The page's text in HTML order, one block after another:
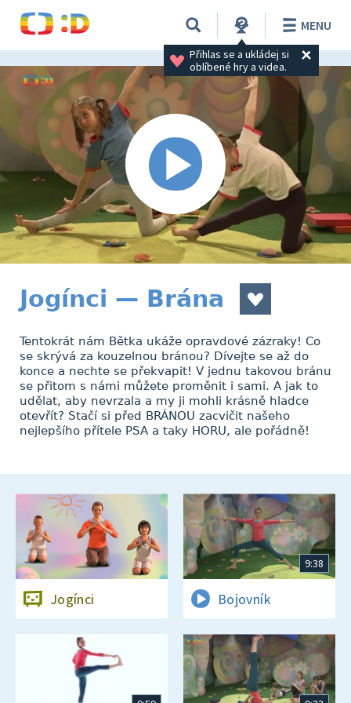
Přihlas se a ukládej si
oblíbené hry a videa.
MENU
Jogínci — Brána
Tentokrát nám Bětka ukáže opravdové zázraky! Co
se skrývá za kouzelnou bránou? Dívejte se až do
konce a nechte se překvapit! V jednu takovou bránu
se přitom s námi můžete proměnit i sami. A jak to
udělat, aby nevrzala a my ji mohli krásně hladce
otevřít? Stačí si před BRÁNOU zacvičit našeho
nejlepšího přítele PSA a taky HORU, ale pořádně!
Jogínci
9:38
Bojovník